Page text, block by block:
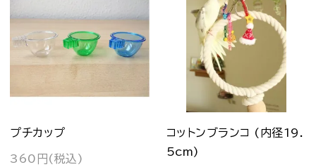
プチカップ
360円(税込)
コットンブランコ (内径19.
5cm)